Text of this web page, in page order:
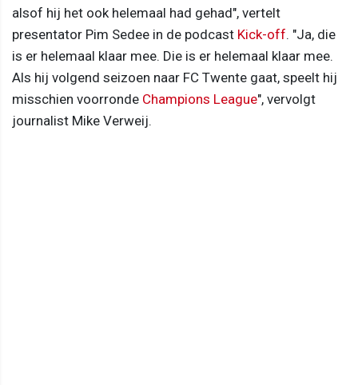
alsof hij het ook helemaal had gehad", vertelt
presentator Pim Sedee in de podcast Kick-off. "Ja, die
is er helemaal klaar mee. Die is er helemaal klaar mee.
Als hij volgend seizoen naar FC Twente gaat, speelt hij
misschien voorronde Champions League", vervolgt
journalist Mike Verweij.